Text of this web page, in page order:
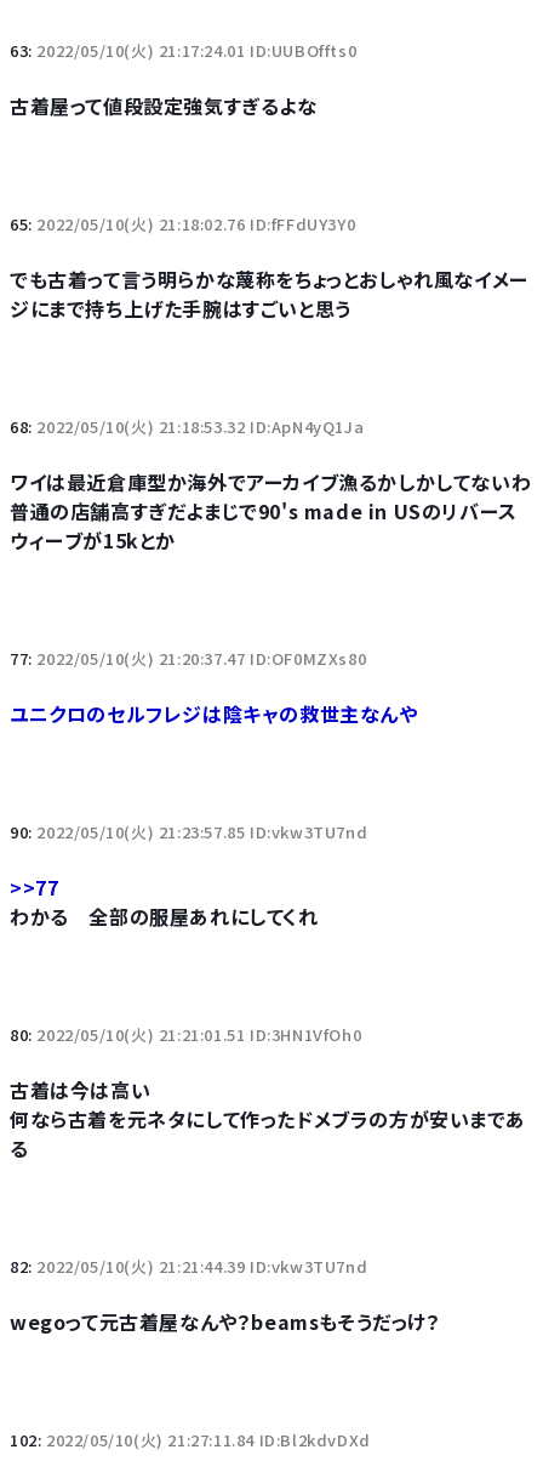
63: 2022/05/10(火) 21:17:24.01 ID:UUBOffts0
古着屋って値段設定強気すぎるよな
65: 2022/05/10(火) 21:18:02.76 ID:fFFdUY3Y0
でも古着って言う明らかな蔑称をちょっとおしゃれ風なイメー
ジにまで持ち上げた手腕はすごいと思う
68: 2022/05/10(火) 21:18:53.32 ID:ApN4yQ1Ja
ワイは最近倉庫型か海外でアーカイブ漁るかしかしてないわ
普通の店舗高すぎだよまじで90's made in USのリバース
ウィーブが15kとか
77: 2022/05/10(火) 21:20:37.47 ID:OF0MZXs80
ユニクロのセルフレジは陰キャの救世主なんや
90: 2022/05/10(火) 21:23:57.85 ID:vkw3TU7nd
>>77
わかる 全部の服屋あれにしてくれ
80: 2022/05/10(火) 21:21:01.51 ID:3HN1VfOh0
古着は今は高い
何なら古着を元ネタにして作ったドメブラの方が安いまであ
る
82: 2022/05/10(火) 21:21:44.39 ID:vkw3TU7nd
wegoって元古着屋なんや？beamsもそうだっけ？
102: 2022/05/10(火) 21:27:11.84 ID:Bl2kdvDXd